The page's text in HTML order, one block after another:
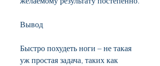
Вывод
Быстро похудеть ноги – не такая
уж простая задача, таких как